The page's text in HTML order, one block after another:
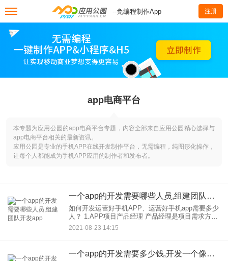
--免编程制作App 注册
app电商平台
本专题为应用公园的app电商平台专题，内容全部来自应用公园精心选择与
app电商平台相关的最新资讯。
应用公园是专业的手机APP在线开发制作平台，无需编程，纯图形化操作，
让每个人都能成为手机APP应用的制作者和发布者。
一个app的开发需要哪些人员,组建团队开发app
如何开发运营好手机APP、运营好手机app需要多少
人？ 1.APP项目产品经理 产品经理是项目需求方和
软件开发工程师之间的纽带。他不仅要根据产品需
求方的需求文件进行相应的项目分析和项目诊断，
2021-08-23 14:15
一个app的开发需要多少钱,开发一个像淘宝一样的APP需要多少钱